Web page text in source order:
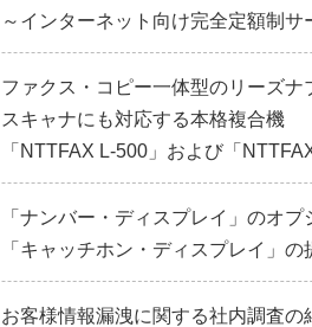
～インターネット向け完全定額制サ
ファクス・コピー一体型のリーズ
スキャナにも対応する本格複合機
「NTTFAX L-500」および「
「ナンバー・ディスプレイ」のオプ
「キャッチホン・ディスプレイ」
お客様情報漏洩に関する社内調査の